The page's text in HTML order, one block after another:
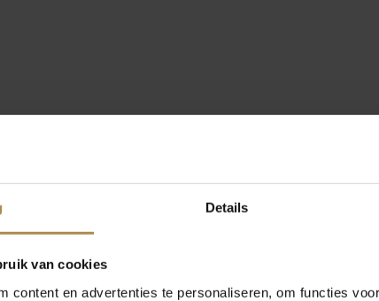
Details
van cookies
content en advertenties te personaliseren, om functies